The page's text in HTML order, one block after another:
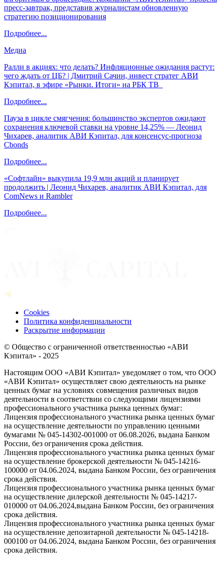
пресс-завтрак, представив журналистам обновленную
стратегию позиционирования
Подробнее...
Медиа
Ралли в акциях: что делать? Инфляционные ожидания растут:
чего ждать от ЦБ? | Дмитрий Сачин, инвест стратег АВИ
Кэпитал, в эфире «Рынки. Итоги» на РБК ТВ
Подробнее...
Пауза в цикле смягчения: большинство экспертов ожидают
сохранения ключевой ставки на уровне 14,25% — Леонид
Чихарев, аналитик АВИ Кэпитал, для консенсус-прогноза
Cbonds
Подробнее...
«Софтлайн» выкупила 19,9 млн акций и планирует
продолжить | Леонид Чихарев, аналитик АВИ Кэпитал, для
ComNews и Rambler
Подробнее...
Cookies
Политика конфиденциальности
Раскрытие информации
© Общество с ограниченной ответственностью «АВИ
Кэпитал» - 2025
Настоящим ООО «АВИ Кэпитал» уведомляет о том, что ООО
«АВИ Кэпитал» осуществляет свою деятельность на рынке
ценных бумаг на условиях совмещения различных видов
деятельности в соответствии со следующими лицензиями
профессионального участника рынка ценных бумаг:
Лицензия профессионального участника рынка ценных бумаг
на осуществление деятельности по управлению ценными
бумагами № 045-14302-001000 от 06.08.2026, выдана Банком
России, без ограничения срока действия.
Лицензия профессионального участника рынка ценных бумаг
на осуществление брокерской деятельности № 045-14216-
100000 от 04.06.2024, выдана Банком России, без ограничения
срока действия.
Лицензия профессионального участника рынка ценных бумаг
на осуществление дилерской деятельности № 045-14217-
010000 от 04.06.2024,выдана Банком России, без ограничения
срока действия.
Лицензия профессионального участника рынка ценных бумаг
на осуществление депозитарной деятельности № 045-14218-
000100 от 04.06.2024, выдана Банком России, без ограничения
срока действия.